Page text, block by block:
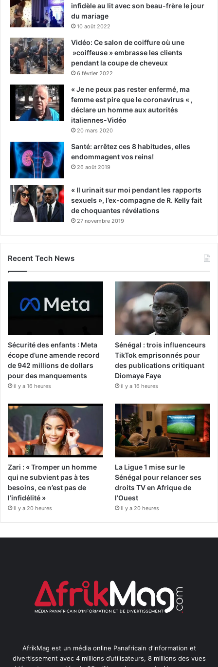
infidèle au lit avec son beau-frère le jour
du mariage
10 août 2022
Vidéo: Ce salon de coiffure où une
»coiffeuse » embrasse les clients
pendant la coupe de cheveux
6 février 2022
« Je ne peux pas rester enfermé, ma
femme est pire que le coronavirus « ,
déclare un homme aux autorités
italiennes-Vidéo
20 mars 2020
Santé: arrêtez ces 8 habitudes, elles
endommagent vos reins!
26 août 2019
« Il urinait sur moi pendant les rapports
sexuels », l’ex-compagne de R. Kelly fait
de choquantes révélations
27 novembre 2019
Recent Tech News
Sécurité des enfants : Meta
écope d’une amende record
de 942 millions de dollars
pour des manquements
il y a 16 heures
Sénégal : trois influenceurs
TikTok emprisonnés pour
des publications critiquant
Diomaye Faye
il y a 16 heures
Zari : « Tromper un homme
qui ne subvient pas à tes
besoins, ce n’est pas de
l’infidélité »
il y a 20 heures
La Ligue 1 mise sur le
Sénégal pour relancer ses
droits TV en Afrique de
l’Ouest
il y a 20 heures
AfrikMag est un média online Panafricain d’information et
divertissement avec 4 millions d’utilisateurs, 8 millions des vues